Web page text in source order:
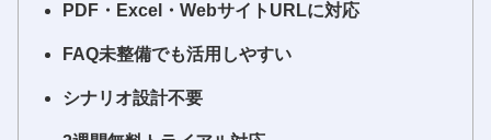
PDF・Excel・WebサイトURLに対応
FAQ未整備でも活用しやすい
シナリオ設計不要